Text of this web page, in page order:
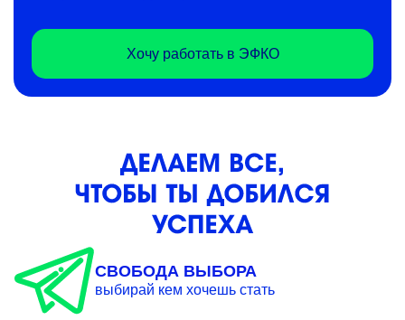
Хочу работать в ЭФКО
СВОБОДА ВЫБОРА
выбирай кем хочешь стать